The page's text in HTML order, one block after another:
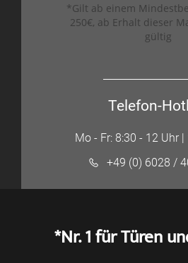
*Gilt ab einem
250€, ab Erhalt dieser
gültig
Telefon-
Mo - Fr: 8:30 - 12 Uhr
+49 (0) 6028 /
*Nr. 1 für Türen